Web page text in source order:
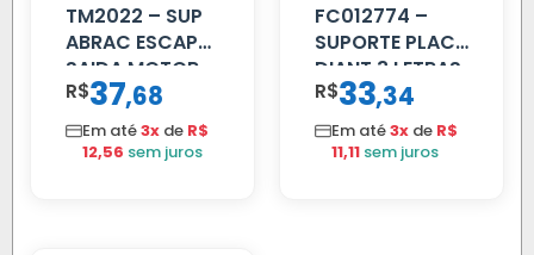
TM2022 – SUP
ABRAC ESCAP
SAIDA MOTOR
VW TITAN
R$37,68
Em até3x de R$
12,56 sem juros
FC012774 –
SUPORTE PLACA
DIANT 3 LETRAS
REFORCADO
R$33,34
Em até3x de R$
11,11 sem juros